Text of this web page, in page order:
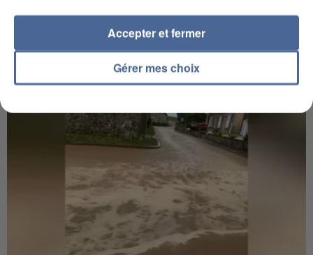
commun" avec les partis à la rentrée.
Gérer mes choix
Accepter et fermer